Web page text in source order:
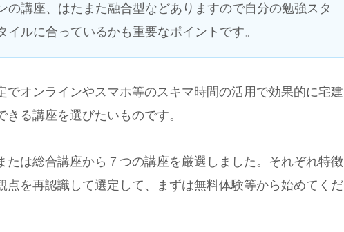
の講座、はたまた融合型などありますので自分の勉強スタ
イルに合っているかも重要なポイントです。
でオンラインやスマホ等のスキマ時間の活用で効果的に宅建
る講座を選びたいものです。
たは総合講座から７つの講座を厳選しました。それぞれ特徴
点を再認識して選定して、まずは無料体験等から始めてくだ